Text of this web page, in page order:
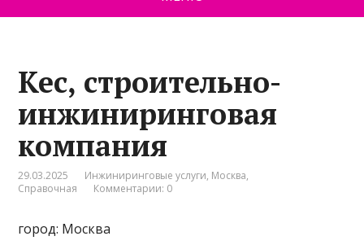
Кес, строительно-
инжиниринговая
компания
29.03.2025 Инжиниринговые услуги, Москва,
Справочная
Комментарии: 0
город: Москва